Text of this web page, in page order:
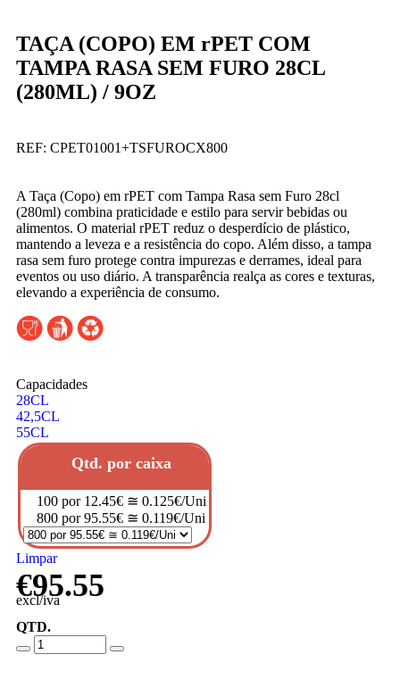
TAÇA (COPO) EM rPET COM
TAMPA RASA SEM FURO 28CL
(280ML) / 9OZ
REF: CPET01001+TSFUROCX800
A Taça (Copo) em rPET com Tampa Rasa sem Furo 28cl
(280ml) combina praticidade e estilo para servir bebidas ou
alimentos. O material rPET reduz o desperdício de plástico,
mantendo a leveza e a resistência do copo. Além disso, a tampa
rasa sem furo protege contra impurezas e derrames, ideal para
eventos ou uso diário. A transparência realça as cores e texturas,
elevando a experiência de consumo.
Capacidades
28CL
42,5CL
55CL
Qtd. por caixa
100 por 12.45€ ≅ 0.125€/Uni
800 por 95.55€ ≅ 0.119€/Uni
Limpar
€95.55
excl/iva
QTD.